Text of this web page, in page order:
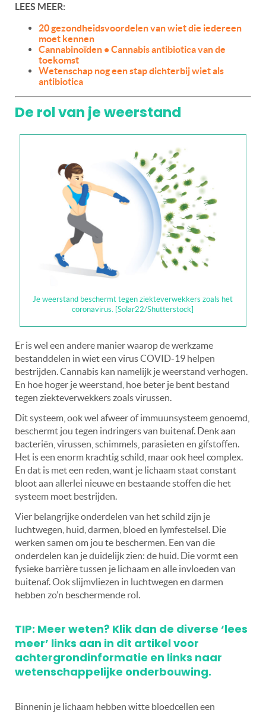
LEES MEER:
20 gezondheidsvoordelen van wiet die iedereen
moet kennen
Cannabinoïden • Cannabis antibiotica van de
toekomst
Wetenschap nog een stap dichterbij wiet als
antibiotica
De rol van je weerstand
Je weerstand beschermt tegen ziekteverwekkers zoals het
coronavirus. [Solar22/Shutterstock]
Er is wel een andere manier waarop de werkzame
bestanddelen in wiet een virus COVID-19 helpen
bestrijden. Cannabis kan namelijk je weerstand verhogen.
En hoe hoger je weerstand, hoe beter je bent bestand
tegen ziekteverwekkers zoals virussen.
Dit systeem, ook wel afweer of immuunsysteem genoemd,
beschermt jou tegen indringers van buitenaf. Denk aan
bacteriën, virussen, schimmels, parasieten en gifstoffen.
Het is een enorm krachtig schild, maar ook heel complex.
En dat is met een reden, want je lichaam staat constant
bloot aan allerlei nieuwe en bestaande stoffen die het
systeem moet bestrijden.
Vier belangrijke onderdelen van het schild zijn je
luchtwegen, huid, darmen, bloed en lymfestelsel. Die
werken samen om jou te beschermen. Een van die
onderdelen kan je duidelijk zien: de huid. Die vormt een
fysieke barrière tussen je lichaam en alle invloeden van
buitenaf. Ook slijmvliezen in luchtwegen en darmen
hebben zo’n beschermende rol.
TIP: Meer weten? Klik dan de diverse ‘lees
meer’ links aan in dit artikel voor
achtergrondinformatie en links naar
wetenschappelijke onderbouwing.
Binnenin je lichaam hebben witte bloedcellen een